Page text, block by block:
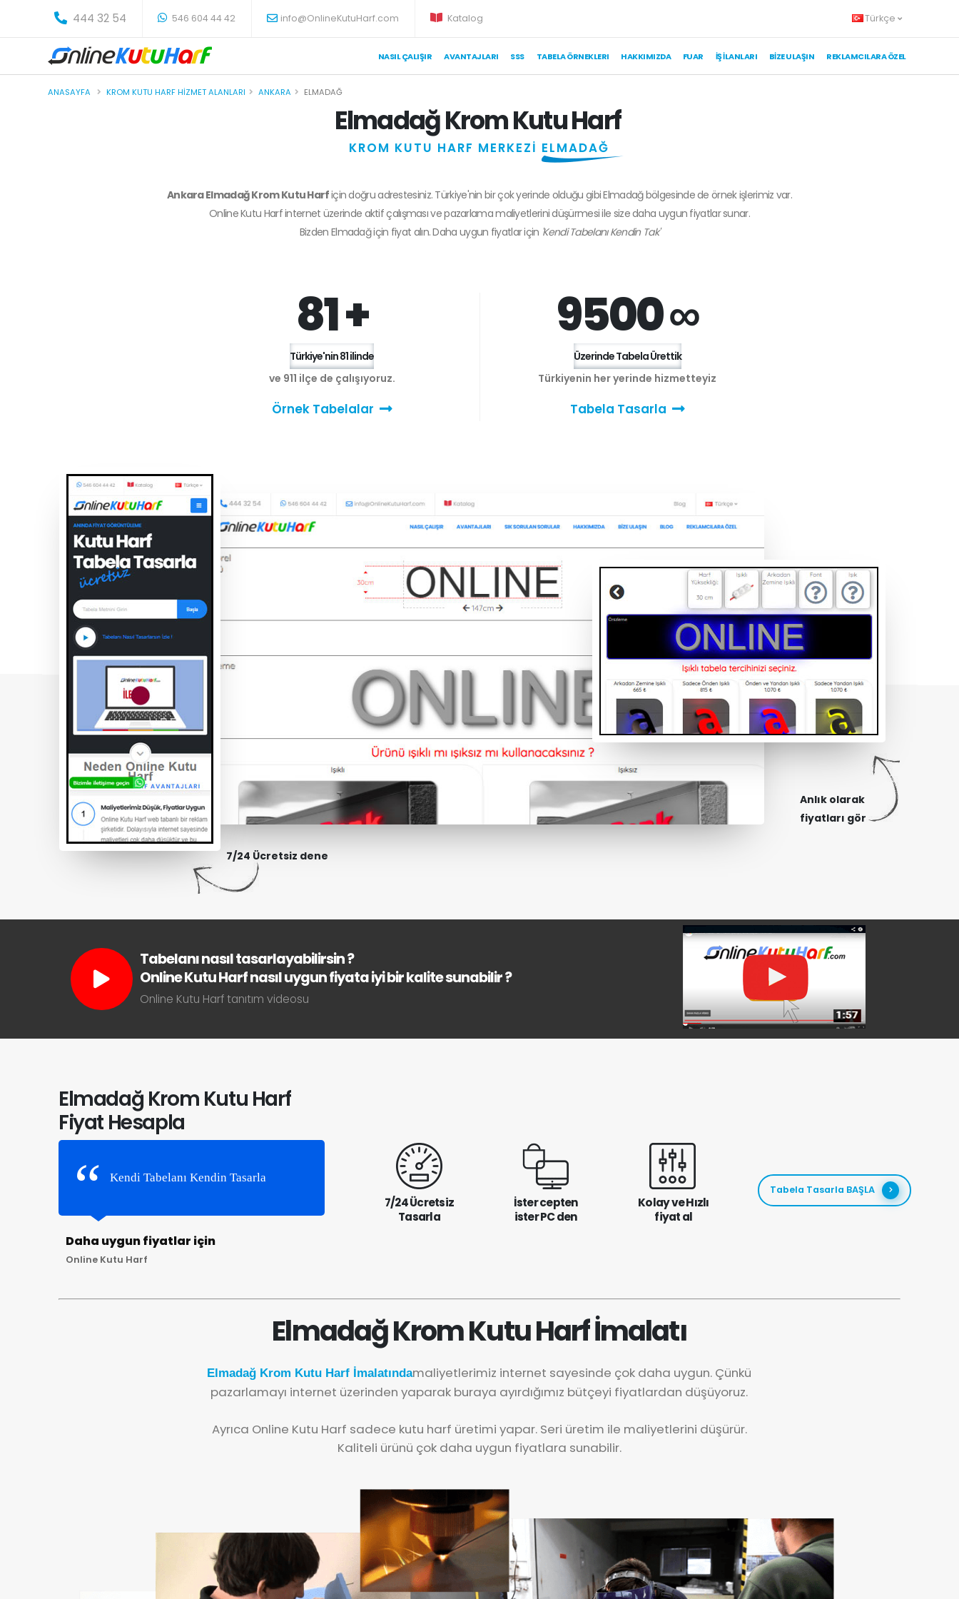
444 32 54 546 604 44 42 info@OnlineKutuHarf.com Katalog Türkçe
NASIL ÇALIŞIR AVANTAJLARI SSS TABELA ÖRNEKLERI HAKKIMIZDA FUAR İŞ İLANLARI BIZE ULAŞIN REKLAMCILARA ÖZEL
ANASAYFA KROM KUTU HARF HIZMET ALANLARI ANKARA ELMADAĞ
Elmadağ Krom Kutu Harf
KROM KUTU HARF MERKEZİ ELMADAĞ
Ankara Elmadağ Krom Kutu Harfiçin doğru adrestesiniz. Türkiye'nin bir çok yerinde olduğu gibi Elmadağ bölgesinde de örnek işlerimiz var.
Online Kutu Harf internet üzerinde aktif çalışması ve pazarlama maliyetlerini düşürmesi ile size daha uygun fiyatlar sunar.
Bizden Elmadağiçin fiyat alın. Daha uygun fiyatlar için 'Kendi Tabelanı Kendin Tak'
81 +
Türkiye'nin 81 ilinde
ve 911 ilçe de çalışıyoruz.
Örnek Tabelalar
9500 ∞
Üzerinde Tabela Ürettik
Türkiyenin her yerinde hizmetteyiz
Tabela Tasarla
7/24 Ücretsiz dene
Anlık olarak
fiyatları gör
Tabelanı nasıl tasarlayabilirsin ?
Online Kutu Harf nasıl uygun fiyata iyi bir kalite sunabilir ?
Online Kutu Harf tanıtım videosu
Elmadağ Krom Kutu Harf
Fiyat Hesapla
Kendi Tabelanı Kendin Tasarla
Daha uygun fiyatlar için
Online Kutu Harf
7/24 Ücretsiz
Tasarla
İster cepten
ister PC den
Kolay ve Hızlı
fiyat al
Tabela Tasarla BAŞLA
Elmadağ Krom Kutu Harf İmalatı
Elmadağ Krom Kutu Harf İmalatındamaliyetlerimiz internet sayesinde çok daha uygun. Çünkü
pazarlamayı internet üzerinden yaparak buraya ayırdığımız bütçeyi fiyatlardan düşüyoruz.
Ayrıca Online Kutu Harf sadece kutu harf üretimi yapar. Seri üretim ile maliyetlerini düşürür.
Kaliteli ürünü çok daha uygun fiyatlara sunabilir.